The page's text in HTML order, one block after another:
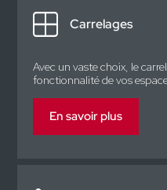
Carrelages
Avec un vaste choix, le
fonctionnalité de vos
En savoir plus